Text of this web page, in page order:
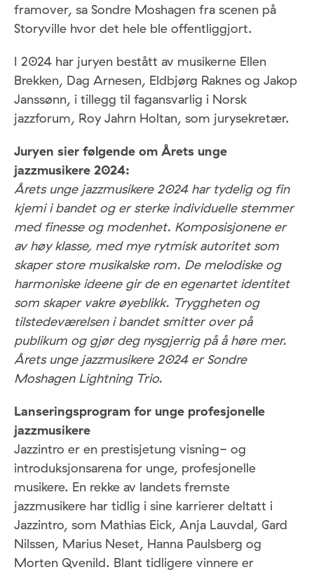
framover, sa Sondre Moshagen fra scenen på
Storyville hvor det hele ble offentliggjort.
I 2024 har juryen bestått av musikerne Ellen
Brekken, Dag Arnesen, Eldbjørg Raknes og Jakop
Janssønn, i tillegg til fagansvarlig i Norsk
jazzforum, Roy Jahrn Holtan, som jurysekretær.
Juryen sier følgende om Årets unge
jazzmusikere 2024:
Årets unge jazzmusikere 2024 har tydelig og fin
kjemi i bandet og er sterke individuelle stemmer
med finesse og modenhet. Komposisjonene er
av høy klasse, med mye rytmisk autoritet som
skaper store musikalske rom. De melodiske og
harmoniske ideene gir de en egenartet identitet
som skaper vakre øyeblikk. Tryggheten og
tilstedeværelsen i bandet smitter over på
publikum og gjør deg nysgjerrig på å høre mer.
Årets unge jazzmusikere 2024 er Sondre
Moshagen Lightning Trio.
Lanseringsprogram for unge profesjonelle
jazzmusikere
Jazzintro er en prestisjetung visning- og
introduksjonsarena for unge, profesjonelle
musikere. En rekke av landets fremste
jazzmusikere har tidlig i sine karrierer deltatt i
Jazzintro, som Mathias Eick, Anja Lauvdal, Gard
Nilssen, Marius Neset, Hanna Paulsberg og
Morten Qvenild. Blant tidligere vinnere er